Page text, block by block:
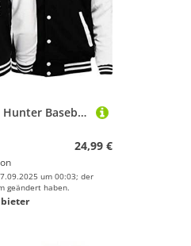
zhedu Hunter X Hunter Baseballuniform Hoodie Japan Anime Trainingsanzug Herren Bomberjacke Winter Streetwear Harajuku (L,Color 01)
24,99 €
um 00:03; der
geändert haben.